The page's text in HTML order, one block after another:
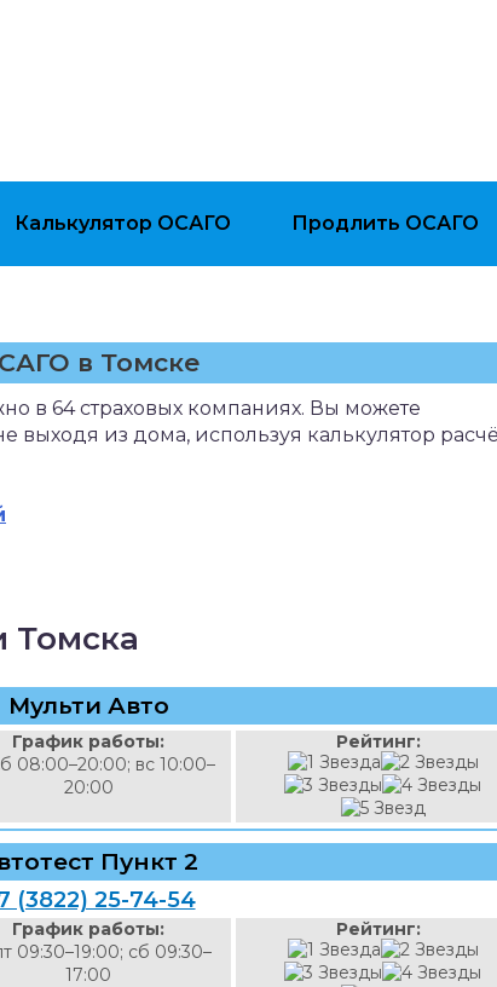
Калькулятор ОСАГО Продлить ОСАГО
в Томске
в 64 страховых компаниях. Вы можете
выходя из дома, используя калькулятор
Томска
Мульти Авто
График работы:
08:00–20:00; вс 10:00–
20:00
Рейтинг:
Пункт 2
(3822) 25-74-54
График работы:
09:30–19:00; сб 09:30–
17:00
Рейтинг: